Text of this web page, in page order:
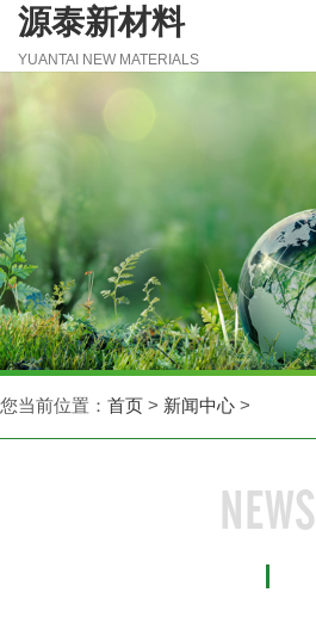
源泰新材料
YUANTAI NEW MATERIALS
您当前位置： 首页 > 新闻中心 >
NEWS